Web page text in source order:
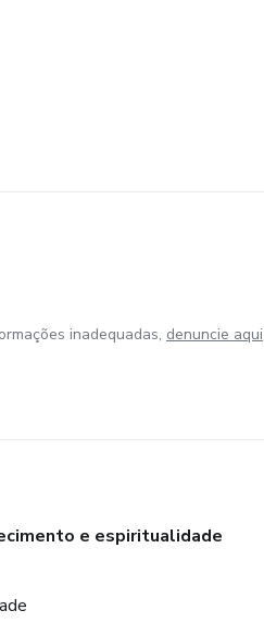
inadequadas, denuncie aqui
e espiritualidade